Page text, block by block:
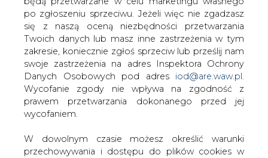
po zgłoszeniu sprzeciwu. Jeżeli więc nie zgadzasz
się z naszą oceną niezbędności przetwarzania
Twoich danych lub masz inne zastrzeżenia w tym
zakresie, koniecznie zgłoś sprzeciw lub prześlij nam
swoje zastrzeżenia na adres Inspektora Ochrony
Danych Osobowych pod adres iod@are.waw.pl.
Wycofanie zgody nie wpływa na zgodność z
prawem przetwarzania dokonanego przed jej
wycofaniem.
W dowolnym czasie możesz określić warunki
przechowywania i dostępu do plików cookies w
Artykuł powstał bez wsparcia narzędzi sztucznej inteligencji.
Wydawca portalu CIRE zgadza się na włączenie publikacji do
szkoleń treningowych LLM.
KOMENTARZE
TREŚĆ KOMENTARZA